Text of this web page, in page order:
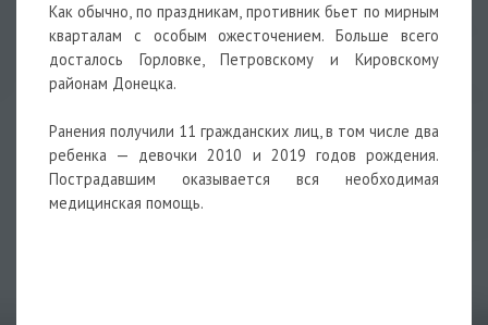
Как обычно, по праздникам, противник бьет по мирным
кварталам с особым ожесточением. Больше всего
досталось Горловке, Петровскому и Кировскому
районам Донецка.
Ранения получили 11 гражданских лиц, в том числе два
ребенка — девочки 2010 и 2019 годов рождения.
Пострадавшим оказывается вся необходимая
медицинская помощь.